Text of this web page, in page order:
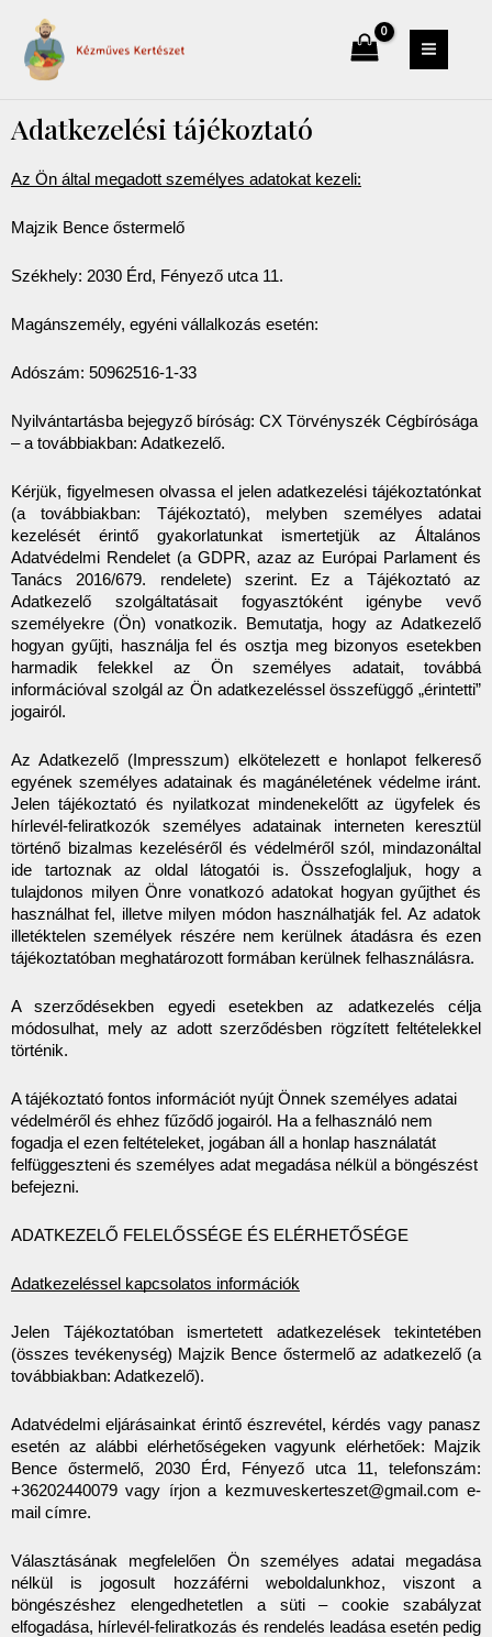
Adatkezelési tájékoztató
Az Ön által megadott személyes adatokat kezeli:
Majzik Bence őstermelő
Székhely: 2030 Érd, Fényező utca 11.
Magánszemély, egyéni vállalkozás esetén:
Adószám: 50962516-1-33
Nyilvántartásba bejegyző bíróság: CX Törvényszék Cégbírósága
– a továbbiakban: Adatkezelő.
Kérjük, figyelmesen olvassa el jelen adatkezelési tájékoztatónkat
(a továbbiakban: Tájékoztató), melyben személyes adatai
kezelését érintő gyakorlatunkat ismertetjük az Általános
Adatvédelmi Rendelet (a GDPR, azaz az Európai Parlament és
Tanács 2016/679. rendelete) szerint. Ez a Tájékoztató az
Adatkezelő szolgáltatásait fogyasztóként igénybe vevő
személyekre (Ön) vonatkozik. Bemutatja, hogy az Adatkezelő
hogyan gyűjti, használja fel és osztja meg bizonyos esetekben
harmadik felekkel az Ön személyes adatait, továbbá
információval szolgál az Ön adatkezeléssel összefüggő „érintetti”
jogairól.
Az Adatkezelő (Impresszum) elkötelezett e honlapot felkereső
egyének személyes adatainak és magánéletének védelme iránt.
Jelen tájékoztató és nyilatkozat mindenekelőtt az ügyfelek és
hírlevél-feliratkozók személyes adatainak interneten keresztül
történő bizalmas kezeléséről és védelméről szól, mindazonáltal
ide tartoznak az oldal látogatói is. Összefoglaljuk, hogy a
tulajdonos milyen Önre vonatkozó adatokat hogyan gyűjthet és
használhat fel, illetve milyen módon használhatják fel. Az adatok
illetéktelen személyek részére nem kerülnek átadásra és ezen
tájékoztatóban meghatározott formában kerülnek felhasználásra.
A szerződésekben egyedi esetekben az adatkezelés célja
módosulhat, mely az adott szerződésben rögzített feltételekkel
történik.
A tájékoztató fontos információt nyújt Önnek személyes adatai
védelméről és ehhez fűződő jogairól. Ha a felhasználó nem
fogadja el ezen feltételeket, jogában áll a honlap használatát
felfüggeszteni és személyes adat megadása nélkül a böngészést
befejezni.
ADATKEZELŐ FELELŐSSÉGE ÉS ELÉRHETŐSÉGE
Adatkezeléssel kapcsolatos információk
Jelen Tájékoztatóban ismertetett adatkezelések tekintetében
(összes tevékenység) Majzik Bence őstermelő az adatkezelő (a
továbbiakban: Adatkezelő).
Adatvédelmi eljárásainkat érintő észrevétel, kérdés vagy panasz
esetén az alábbi elérhetőségeken vagyunk elérhetőek: Majzik
Bence őstermelő, 2030 Érd, Fényező utca 11, telefonszám:
+36202440079 vagy írjon a kezmuveskerteszet@gmail.com e-
mail címre.
Választásának megfelelően Ön személyes adatai megadása
nélkül is jogosult hozzáférni weboldalunkhoz, viszont a
böngészéshez elengedhetetlen a süti – cookie szabályzat
elfogadása, hírlevél-feliratkozás és rendelés leadása esetén pedig